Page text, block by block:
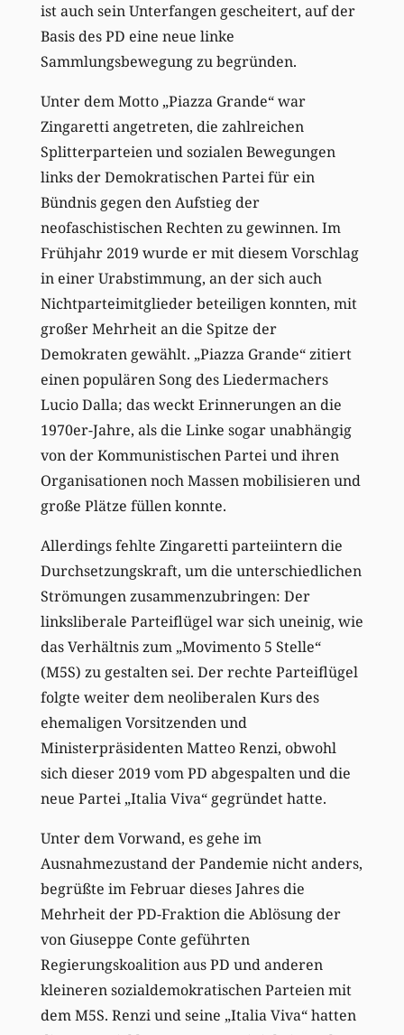
ist auch sein Unterfangen gescheitert, auf der
Basis des PD eine neue linke
Sammlungsbewegung zu begründen.
Unter dem Motto „Piazza Grande“ war
Zingaretti angetreten, die zahlreichen
Splitterparteien und sozialen Bewegungen
links der Demokratischen Partei für ein
Bündnis gegen den Aufstieg der
neofaschistischen Rechten zu gewinnen. Im
Frühjahr 2019 wurde er mit diesem Vorschlag
in einer Urabstimmung, an der sich auch
Nichtparteimitglieder beteiligen konnten, mit
großer Mehrheit an die Spitze der
Demokraten gewählt. „Piazza Grande“ zitiert
einen populären Song des Liedermachers
Lucio Dalla; das weckt Erinnerungen an die
1970er-Jahre, als die Linke sogar unabhängig
von der Kommunistischen Partei und ihren
Organisationen noch Massen mobilisieren und
große Plätze füllen konnte.
Allerdings fehlte Zingaretti parteiintern die
Durchsetzungskraft, um die unterschiedlichen
Strömungen zusammenzubringen: Der
linksliberale Parteiflügel war sich uneinig, wie
das Verhältnis zum „Movimento 5 Stelle“
(M5S) zu gestalten sei. Der rechte Parteiflügel
folgte weiter dem neoliberalen Kurs des
ehemaligen Vorsitzenden und
Ministerpräsidenten Matteo Renzi, obwohl
sich dieser 2019 vom PD abgespalten und die
neue Partei „Italia Viva“ gegründet hatte.
Unter dem Vorwand, es gehe im
Ausnahmezustand der Pandemie nicht anders,
begrüßte im Februar dieses Jahres die
Mehrheit der PD-Fraktion die Ablösung der
von Giuseppe Conte geführten
Regierungskoalition aus PD und anderen
kleineren sozialdemokratischen Parteien mit
dem M5S. Renzi und seine „Italia Viva“ hatten